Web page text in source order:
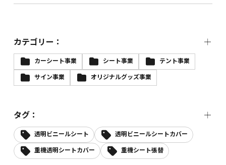
カテゴリー：
カーシート事業 シート事業
テント事業
サイン事業
オリジナルグッズ事業
タグ：
透明ビニールシート
透明ビニールシートカバー
重機透明シートカバー
重機シート張替